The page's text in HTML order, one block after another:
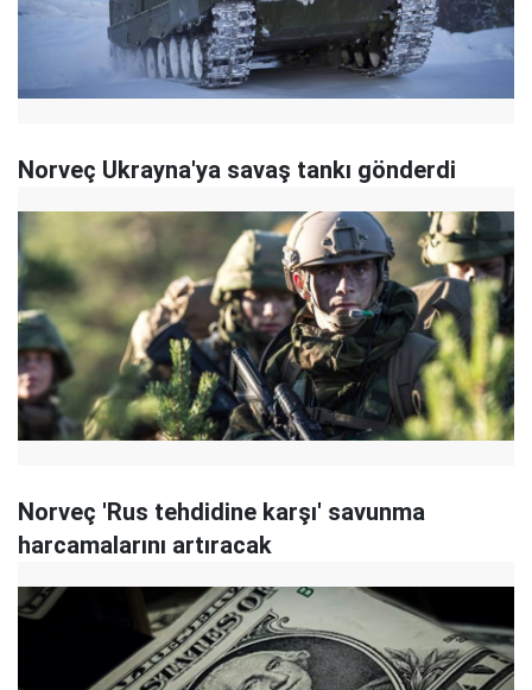
Norveç Ukrayna'ya savaş tankı gönderdi
Norveç 'Rus tehdidine karşı' savunma
harcamalarını artıracak